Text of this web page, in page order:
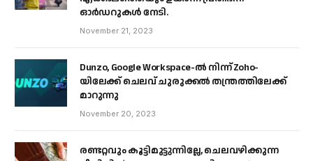
ഓർഡറുകൾ നേടി.
November 21, 2023
Dunzo, Google Workspace-ൽ നിന്ന് Zoho-
യിലേക്ക് ചെലവ് ചുരുക്കൽ തന്ത്രത്തിലേക്ക്
മാറുന്നു
November 20, 2023
രണ്ടറ്റവും കൂട്ടിമുട്ടുന്നില്ലേ, ചെലവഴിക്കുന്ന